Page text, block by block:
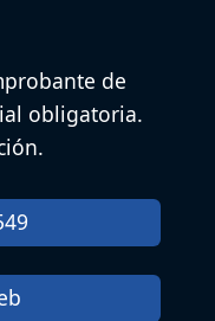
de
obligatoria.